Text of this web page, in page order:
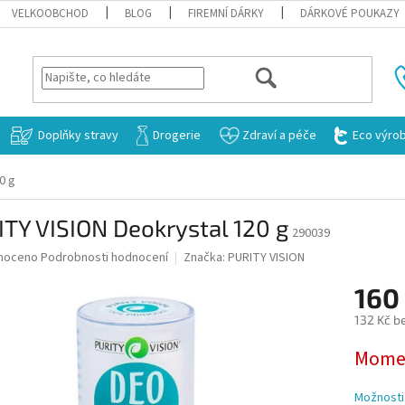
VELKOOBCHOD BLOG FIREMNÍ DÁRKY DÁRKOVÉ POUKAZY
HLEDAT
Doplňky stravy Drogerie Zdraví a péče Eco
g
VISION Deokrystal 120 g 290039
Podrobnosti hodnocení Značka: PURITY VISION
160
132 Kč
cena: